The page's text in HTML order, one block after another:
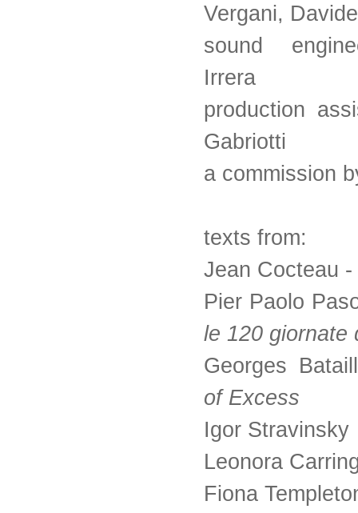
Vergani,
sound
Irrera
production
Gabriotti
a commission
texts from:
Jean Cocteau -
Pier Paolo
le 120 giornate
Georges
of Excess
Igor Stravinsky
Leonora
Fiona